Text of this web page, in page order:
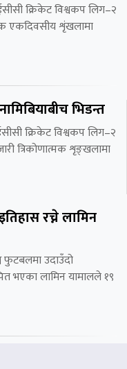
क्रिकेट विश्वकप लिग–२
एकदिवसीय शृंखलामा
भिडन्त
क्रिकेट विश्वकप लिग–२
त्रिकोणात्मक शृङ्खलामा
रच्ने लामिन
फुटबलमा उदाउँदो
भएका लामिन यामालले १९